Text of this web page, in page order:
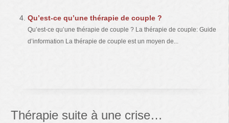
Qu’est-ce qu’une thérapie de couple ?
Qu’est-ce qu’une thérapie de couple ? La thérapie de couple: Guide
d’information La thérapie de couple est un moyen de...
Thérapie suite à une crise…